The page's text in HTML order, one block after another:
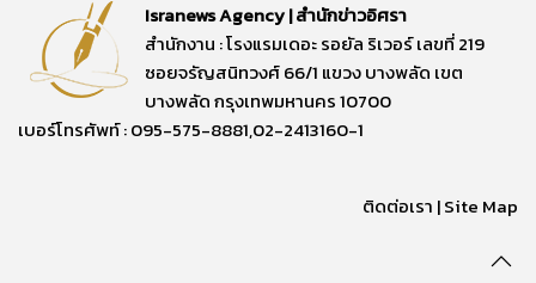
Isranews Agency | สำนักข่าวอิศรา
สำนักงาน : โรงแรมเดอะ รอยัล ริเวอร์ เลขที่ 219
ซอยจรัญสนิทวงศ์ 66/1 แขวง บางพลัด เขต
บางพลัด กรุงเทพมหานคร 10700
เบอร์โทรศัพท์ : 095-575-8881,02-2413160-1
ติดต่อเรา |Site Map